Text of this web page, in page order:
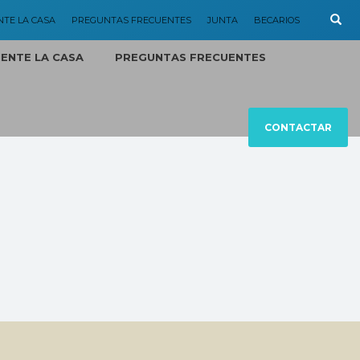
LA CASA PREGUNTAS FRECUENTES JUNTA BECARIOS
LA CASA PREGUNTAS FRECUENTES
CONTACTAR